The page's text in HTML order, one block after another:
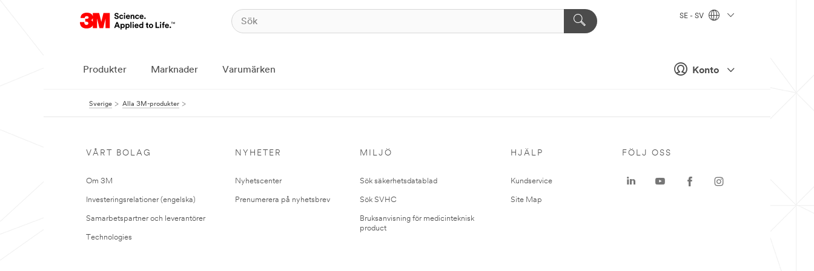
Konto
SE - SV
Produkter Marknader Varumärken
Sverige Alla 3M-produkter
VÅRT BOLAG
Om 3M
Investeringsrelationer (engelska)
Samarbetspartner och leverantörer
Technologies
NYHETER
Nyhetscenter
Prenumerera på nyhetsbrev
MILJÖ
Sök säkerhetsdatablad
Sök SVHC
Bruksanvisning för medicinteknisk
product
HJÄLP
Kundservice
Site Map
FÖLJ OSS